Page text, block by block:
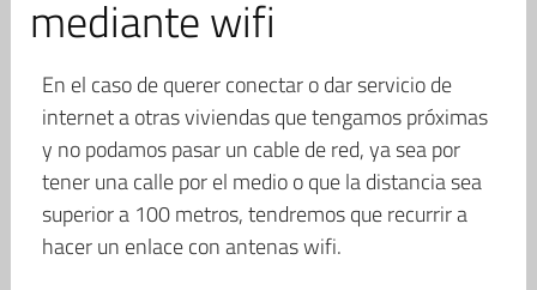
mediante wifi
En el caso de querer conectar o dar servicio de
internet a otras viviendas que tengamos próximas
y no podamos pasar un cable de red, ya sea por
tener una calle por el medio o que la distancia sea
superior a 100 metros, tendremos que recurrir a
hacer un enlace con antenas wifi.